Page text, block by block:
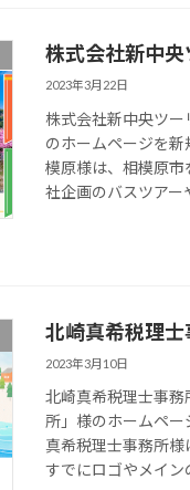
株式会社新中
2023年3月22日
株式会社新中央ツ
のホームページを
模原様は、相模原市
社企画のバスツアー
北崎真希税理士
2023年3月10日
北崎真希税理士事務
所」様のホームペ
真希税理士事務所様
すでにロゴやメイン